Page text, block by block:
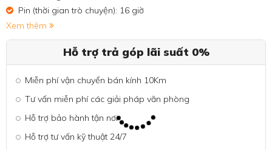
Pin (thời gian trò chuyện): 16 giờ
Xem thêm
Hỗ trợ trả góp lãi suất 0%
Miễn phí vận chuyển bán kính 10Km
Tư vấn miễn phí các giải pháp văn phòng
Hỗ trợ bảo hành tận nơi
Hỗ trợ tư vấn kỹ thuật 24/7